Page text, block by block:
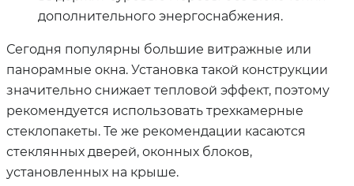
дополнительного энергоснабжения.
Сегодня популярны большие витражные или
панорамные окна. Установка такой конструкции
значительно снижает тепловой эффект, поэтому
рекомендуется использовать трехкамерные
стеклопакеты. Те же рекомендации касаются
стеклянных дверей, оконных блоков,
установленных на крыше.